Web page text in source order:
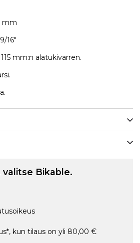
mm
16"
mm:n alatukivarren.
valitse Bikable.
kun tilaus on yli 80,00 €